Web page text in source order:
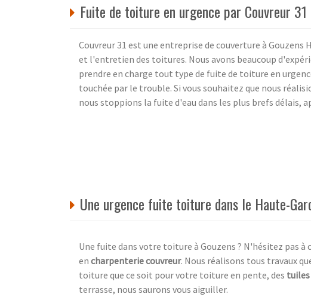
Fuite de toiture en urgence par Couvreur 31
Couvreur 31 est une entreprise de couverture à
et l'entretien des toitures. Nous avons beaucoup
prendre en charge tout type de fuite de toiture en
touchée par le trouble. Si vous souhaitez que nous
nous stoppions la fuite d'eau dans les plus brefs délais,
Une urgence fuite toiture dans le Haute-
Une fuite dans votre toiture à Gouzens ? N'hésitez pas
en charpenterie couvreur. Nous réalisons tous travaux
toiture que ce soit pour votre toiture en pente, des tuiles
terrasse, nous saurons vous aiguiller.